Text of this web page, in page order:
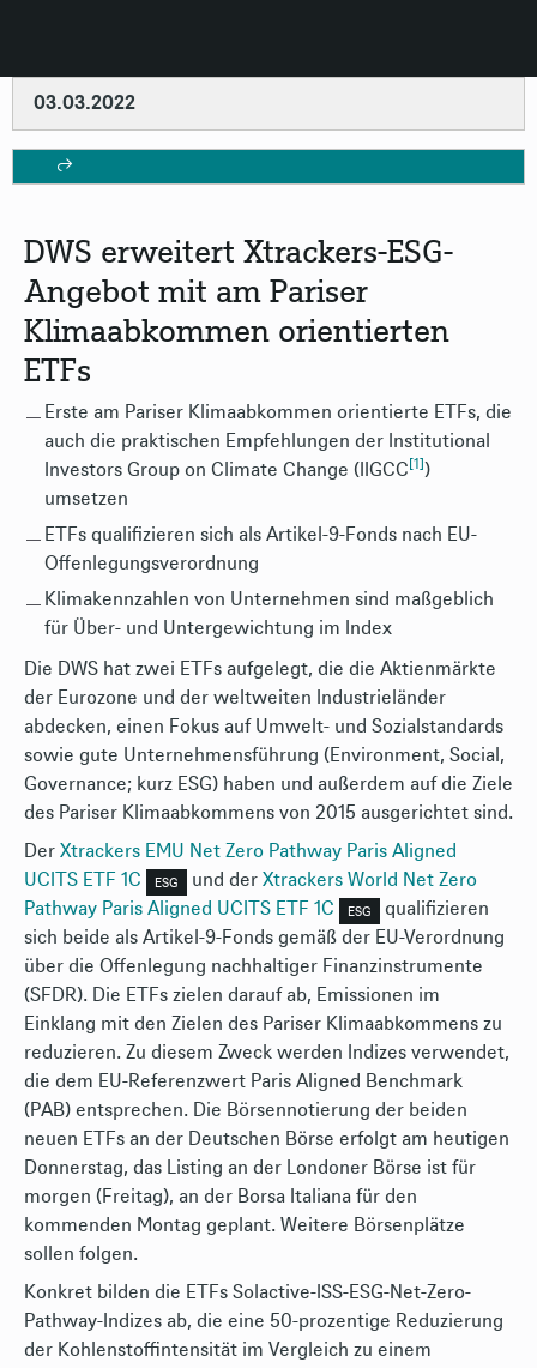
03.03.2022
DWS erweitert Xtrackers-ESG-
Angebot mit am Pariser
Klimaabkommen orientierten
ETFs
Erste am Pariser Klimaabkommen orientierte ETFs, die
auch die praktischen Empfehlungen der Institutional
Investors Group on Climate Change (IIGCC [1] )
umsetzen
ETFs qualifizieren sich als Artikel-9-Fonds nach EU-
Offenlegungsverordnung
Klimakennzahlen von Unternehmen sind maßgeblich
für Über- und Untergewichtung im Index
Die DWS hat zwei ETFs aufgelegt, die die Aktienmärkte
der Eurozone und der weltweiten Industrieländer
abdecken, einen Fokus auf Umwelt- und Sozialstandards
sowie gute Unternehmensführung (Environment, Social,
Governance; kurz ESG) haben und außerdem auf die Ziele
des Pariser Klimaabkommens von 2015 ausgerichtet sind.
Der Xtrackers EMU Net Zero Pathway Paris Aligned
UCITS ETF 1C
ESG und der Xtrackers World Net Zero
Pathway Paris Aligned UCITS ETF 1C
ESG
qualifizieren
sich beide als Artikel-9-Fonds gemäß der EU-Verordnung
über die Offenlegung nachhaltiger Finanzinstrumente
(SFDR). Die ETFs zielen darauf ab, Emissionen im
Einklang mit den Zielen des Pariser Klimaabkommens zu
reduzieren. Zu diesem Zweck werden Indizes verwendet,
die dem EU-Referenzwert Paris Aligned Benchmark
(PAB) entsprechen. Die Börsennotierung der beiden
neuen ETFs an der Deutschen Börse erfolgt am heutigen
Donnerstag, das Listing an der Londoner Börse ist für
morgen (Freitag), an der Borsa Italiana für den
kommenden Montag geplant. Weitere Börsenplätze
sollen folgen.
Konkret bilden die ETFs Solactive-ISS-ESG-Net-Zero-
Pathway-Indizes ab, die eine 50-prozentige Reduzierung
der Kohlenstoffintensität im Vergleich zu einem